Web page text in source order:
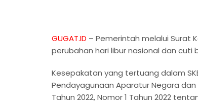
GUGAT.ID – Pemerintah melalui Surat
perubahan hari libur nasional dan cuti
Kesepakatan yang tertuang dalam
Pendayagunaan Aparatur Negara dan
Tahun 2022, Nomor 1 Tahun 2022